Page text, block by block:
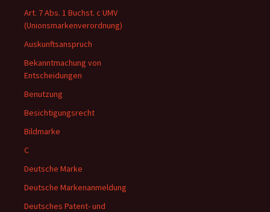
Art. 7 Abs. 1 Buchst. c UMV
(Unionsmarkenverordnung)
Auskunftsanspruch
Bekanntmachung von
Entscheidungen
Benutzung
Besichtigungsrecht
Bildmarke
C
Deutsche Marke
Deutsche Markenanmeldung
Deutsches Patent- und